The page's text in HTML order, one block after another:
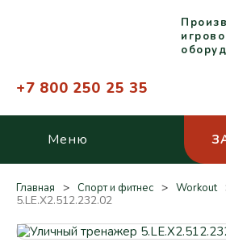
+7 800 250 25 35
Меню
Главная Спорт и фитнес Workout
5.LE.X2.512.232.02